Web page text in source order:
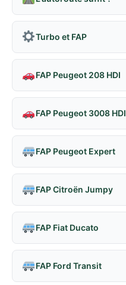
Turbo et FAP
FAP Peugeot 208 HDI
FAP Peugeot 3008 HDI
FAP Peugeot Expert
FAP Citroën Jumpy
FAP Fiat Ducato
FAP Ford Transit